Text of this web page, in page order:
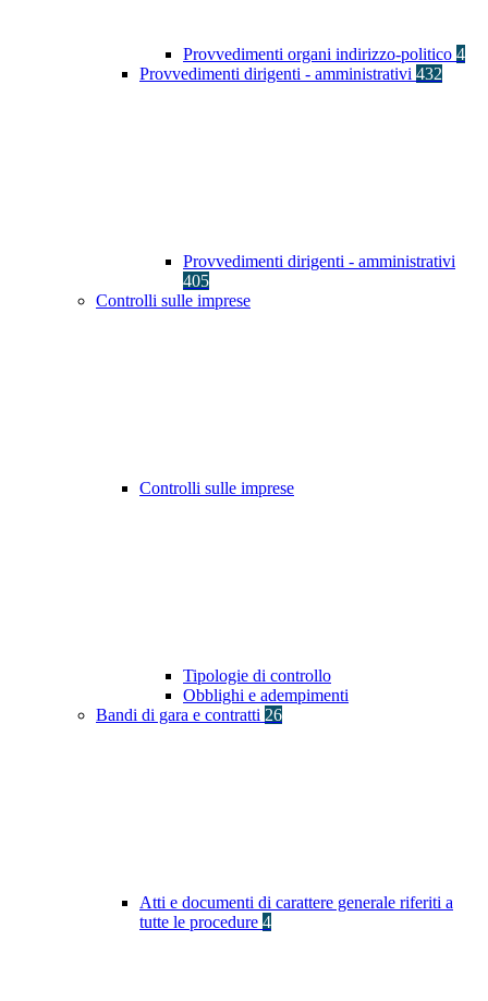
Provvedimenti organi indirizzo-politico 4
Provvedimenti dirigenti - amministrativi 432
Provvedimenti dirigenti - amministrativi
405
Controlli sulle imprese
Controlli sulle imprese
Tipologie di controllo
Obblighi e adempimenti
Bandi di gara e contratti 26
Atti e documenti di carattere generale riferiti a
tutte le procedure 4